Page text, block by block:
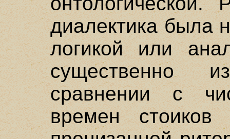
диалектика была
логикой или
существенно
сравнении с
времен стоиков